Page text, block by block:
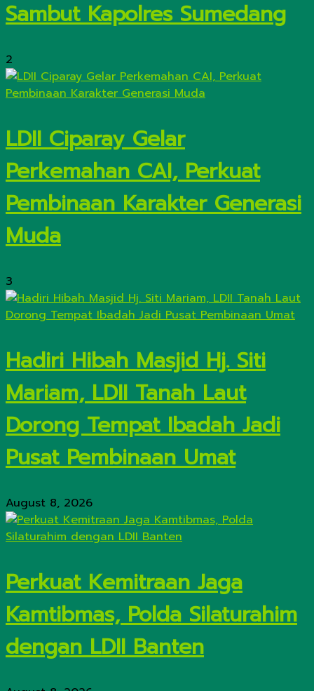
Sambut Kapolres Sumedang
2
LDII Ciparay Gelar
Perkemahan CAI, Perkuat
Pembinaan Karakter Generasi
Muda
3
Hadiri Hibah Masjid Hj. Siti
Mariam, LDII Tanah Laut
Dorong Tempat Ibadah Jadi
Pusat Pembinaan Umat
August 8, 2026
Perkuat Kemitraan Jaga
Kamtibmas, Polda Silaturahim
dengan LDII Banten